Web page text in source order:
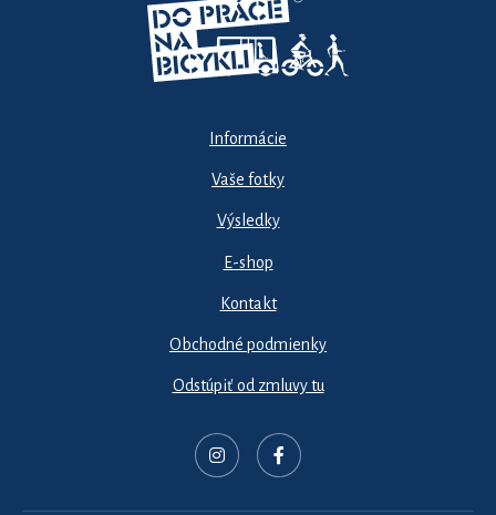
Informácie
Vaše fotky
Výsledky
E-shop
Kontakt
Obchodné podmienky
Odstúpiť od zmluvy tu